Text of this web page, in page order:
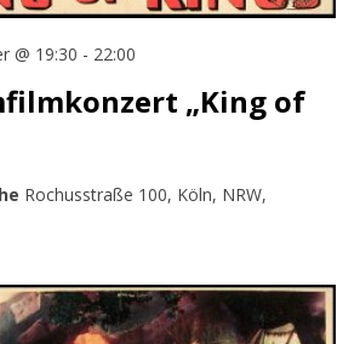
„King of
@ 19:30 - 22:00
Rochusstraße 100, Köln, NRW,